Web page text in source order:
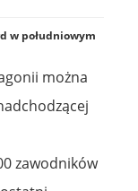
w południowym
można
zawodników